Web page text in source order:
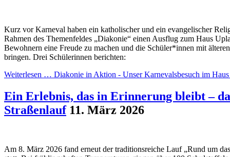
Kurz vor Karneval haben ein katholischer und ein evangelischer
Rahmen des Themenfeldes „Diakonie“ einen Ausflug zum Haus
Bewohnern eine Freude zu machen und die Schüler*innen mit
bringen. Drei Schülerinnen berichten:
Weiterlesen … Diakonie in Aktion - Unser Karnevalsbesuch im
Ein Erlebnis, das in Erinnerung bleibt –
Straßenlauf 11. März 2026
Am 8. März 2026 fand erneut der traditionsreiche Lauf „Rund um